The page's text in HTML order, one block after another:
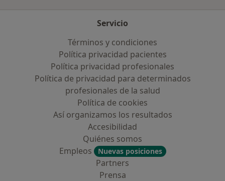
Servicio
Términos y condiciones
Política privacidad pacientes
Política privacidad profesionales
Política de privacidad para determinados
profesionales de la salud
Política de cookies
Así organizamos los resultados
Accesibilidad
Quiénes somos
Empleos
Nuevas posiciones
Partners
Prensa